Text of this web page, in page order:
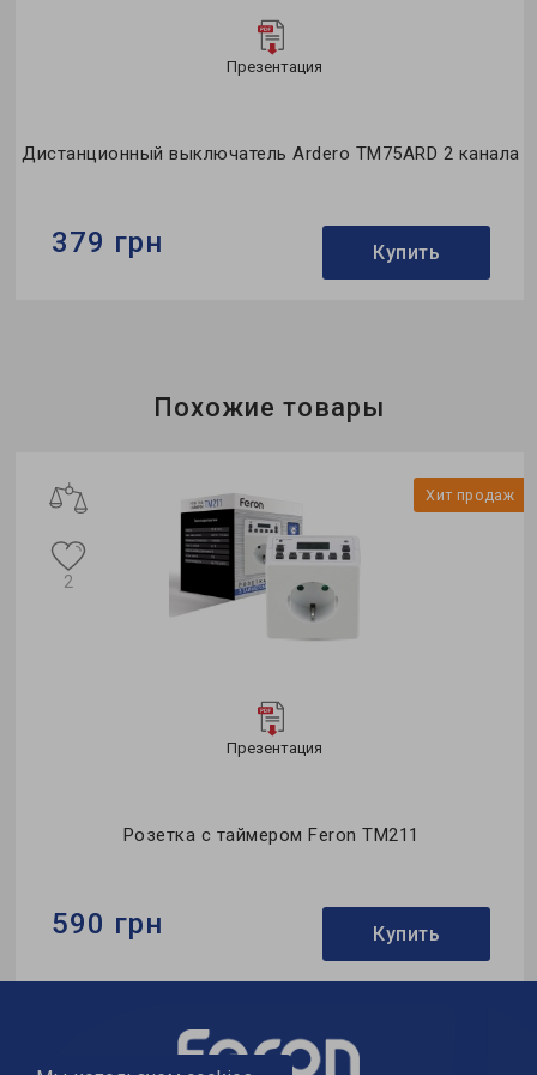
Презентация
Дистанционный выключатель Ardero TM75ARD 2 канала
379 грн Купить
60*42*25 мм
Похожие товары
Хит продаж
Презентация
Розетка с таймером Feron TM211
2
590 грн Купить
230